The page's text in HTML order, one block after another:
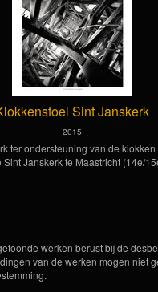
Sint Janskerk
2015
ter ondersteuning van de
Sint Janskerk te Maastricht (14e/
werken berust bij de
van de werken mogen niet